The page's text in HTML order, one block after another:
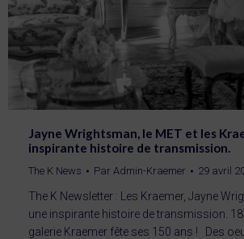
Jayne Wrightsman, le MET et les
inspirante histoire de transmission.
The K News Par Admin-Kraemer 29 avril
The K Newsletter : Les Kraemer, Jayne
une inspirante histoire de transmission.
galerie Kraemer fête ses 150 ans ! Des